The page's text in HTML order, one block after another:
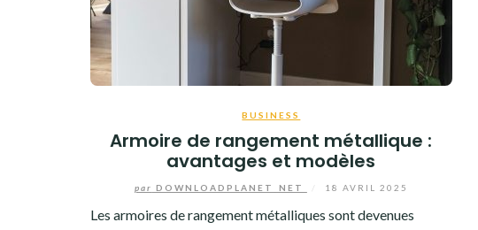
BUSINESS
Armoire de rangement métallique :
avantages et modèles
par DOWNLOADPLANET_NET 18 AVRIL 2025
Les armoires de rangement métalliques sont devenues